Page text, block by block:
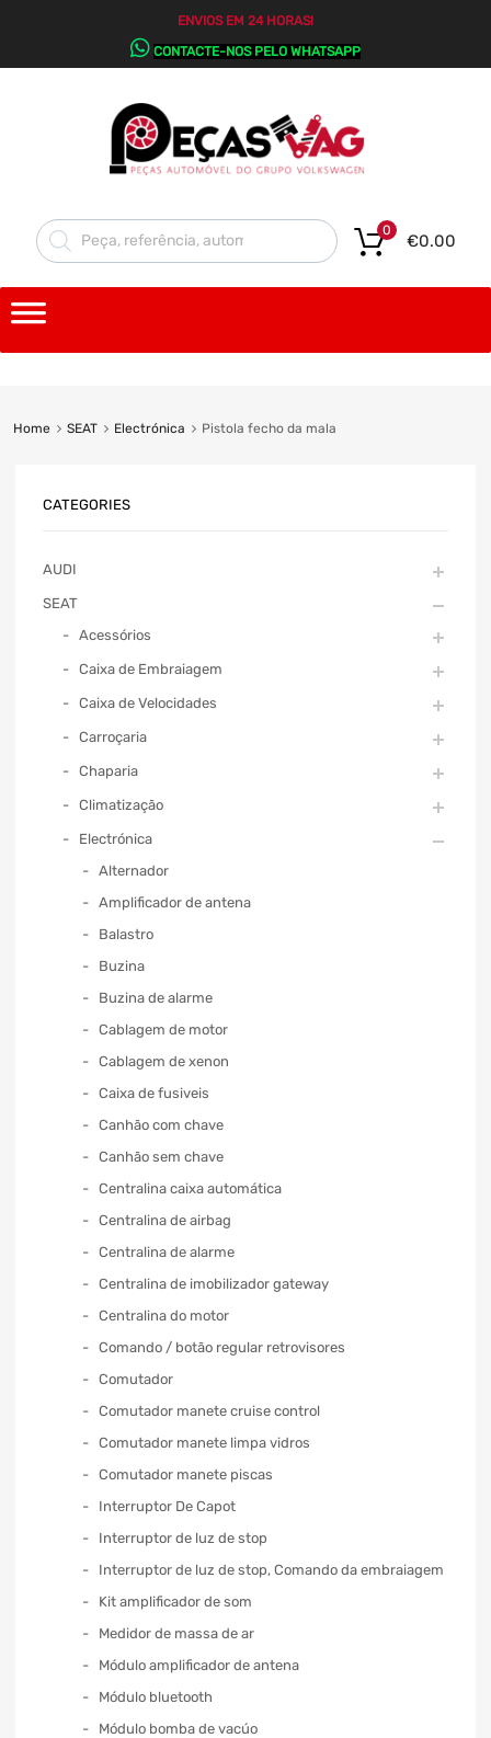
ENVIOS EM 24 HORAS!
CONTACTE-NOS PELO WHATSAPP
€0.00
0
Home SEAT Electrónica Pistola fecho da mala
CATEGORIES
AUDI
SEAT
Acessórios
Caixa de Embraiagem
Caixa de Velocidades
Carroçaria
Chaparia
Climatização
Electrónica
Alternador
Amplificador de antena
Balastro
Buzina
Buzina de alarme
Cablagem de motor
Cablagem de xenon
Caixa de fusiveis
Canhão com chave
Canhão sem chave
Centralina caixa automática
Centralina de airbag
Centralina de alarme
Centralina de imobilizador gateway
Centralina do motor
Comando / botão regular retrovisores
Comutador
Comutador manete cruise control
Comutador manete limpa vidros
Comutador manete piscas
Interruptor De Capot
Interruptor de luz de stop
Interruptor de luz de stop, Comando da embraiagem
Kit amplificador de som
Medidor de massa de ar
Módulo amplificador de antena
Módulo bluetooth
Módulo bomba de vacúo